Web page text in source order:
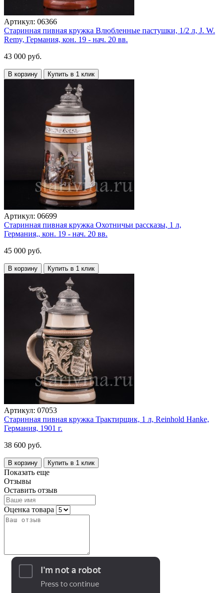
Артикул: 06366
Старинная пивная кружка Влюбленные пастушки, 1/2 л, J. W.
Remy, Германия, кон. 19 - нач. 20 вв.
43 000 руб.
В корзину Купить в 1 клик
Артикул: 06699
Старинная пивная кружка Охотничьи рассказы, 1 л,
Германия,, кон. 19 - нач. 20 вв.
45 000 руб.
В корзину Купить в 1 клик
Артикул: 07053
Старинная пивная кружка Трактирщик, 1 л, Reinhold Hanke,
Германия, 1901 г.
38 600 руб.
В корзину Купить в 1 клик
Показать еще
Отзывы
Оставить отзыв
Оценка товара